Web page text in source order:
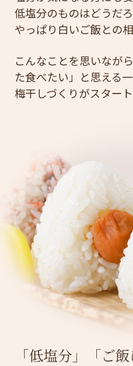
低塩分のものはどうだ
やっぱり白いご飯との
こんなことを思いなが
た食べたい」と思える
梅干しづくりがスタート
「低塩分」「ご飯